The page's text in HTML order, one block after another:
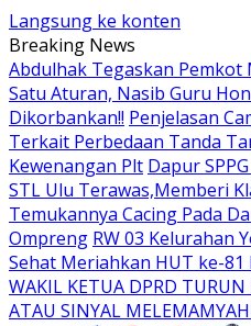
Langsung ke konten
Breaking News
Abdulhak Tegaskan Pemkot
Satu Aturan, Nasib Guru
Dikorbankan!! Penjelasan
Terkait Perbedaan Tanda
Kewenangan Plt Dapur
STL Ulu Terawas,Memberi
Temukannya Cacing Pada
Ompreng RW 03 Kelurahan
Sehat Meriahkan HUT ke-
WAKIL KETUA DPRD
ATAU SINYAL